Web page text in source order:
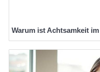
Warum ist Achtsamkeit